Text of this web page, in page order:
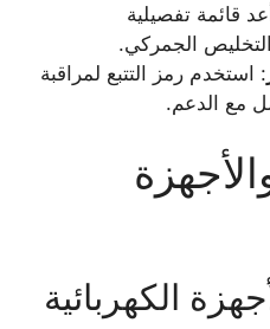
قائمة تفصيلية
الجمركي.
: استخدم رمز التتبع لمراقبة
مع الدعم.
الكهربائية